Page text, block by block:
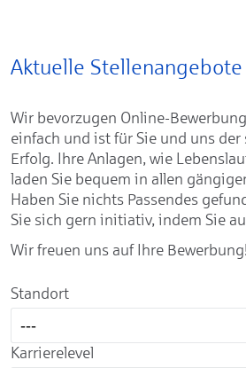
Aktuelle Stellenangebote
Wir bevorzugen Online-
einfach und ist für Sie und uns der
Erfolg. Ihre Anlagen, wie
laden Sie bequem in allen
Haben Sie nichts Passendes
Sie sich gern initiativ, indem Sie
Wir freuen uns auf Ihre Bewerbung!
Standort
---
Karrierelevel